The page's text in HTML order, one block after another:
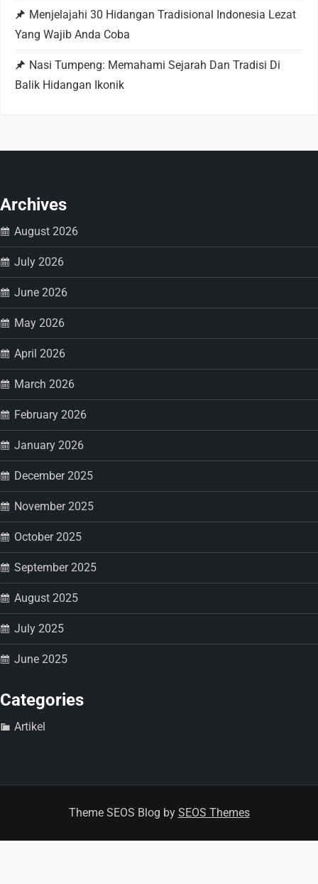
i
o
n
Menjelajahi 30 Hidangan Tradisional Indonesia Lezat
Yang Wajib Anda Coba
Nasi Tumpeng: Memahami Sejarah Dan Tradisi Di
Balik Hidangan Ikonik
Archives
August 2026
July 2026
June 2026
May 2026
April 2026
March 2026
February 2026
January 2026
December 2025
November 2025
October 2025
September 2025
August 2025
July 2025
June 2025
Categories
Artikel
Theme SEOS Blog by SEOS Themes